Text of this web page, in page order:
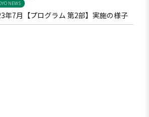
NEWS
年7月【プログラム 第2部】実施の様子